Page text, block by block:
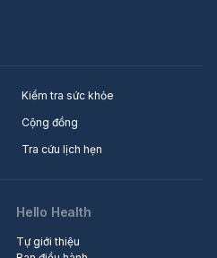
Kiểm tra sức khỏe
Cộng đồng
Tra cứu lịch hẹn
Hello Health
Tự giới thiệu